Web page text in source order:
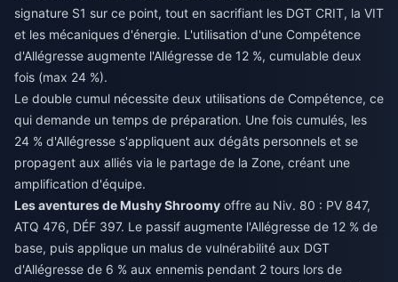
signature S1 sur ce point, tout en sacrifiant les DGT CRIT, la VIT
et les mécaniques d'énergie. L'utilisation d'une Compétence
d'Allégresse augmente l'Allégresse de 12 %, cumulable deux
fois (max 24 %).
Le double cumul nécessite deux utilisations de Compétence, ce
qui demande un temps de préparation. Une fois cumulés, les
24 % d'Allégresse s'appliquent aux dégâts personnels et se
propagent aux alliés via le partage de la Zone, créant une
amplification d'équipe.
Les aventures de Mushy Shroomy offre au Niv. 80 : PV 847,
ATQ 476, DÉF 397. Le passif augmente l'Allégresse de 12 % de
base, puis applique un malus de vulnérabilité aux DGT
d'Allégresse de 6 % aux ennemis pendant 2 tours lors de